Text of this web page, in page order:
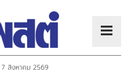
7 สิงหาคม 2569